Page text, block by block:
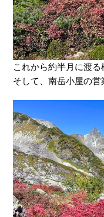
これから約半月に渡
そして、南岳小屋の